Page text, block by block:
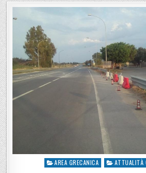
Posted in
AREA GRECANICA ATTUALITÀ